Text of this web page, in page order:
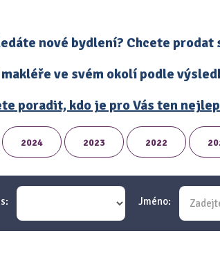
nové bydlení? Chcete
ve svém okolí podle
poradit, kdo je pro Vás ten
2024 2023 2022
Jméno: